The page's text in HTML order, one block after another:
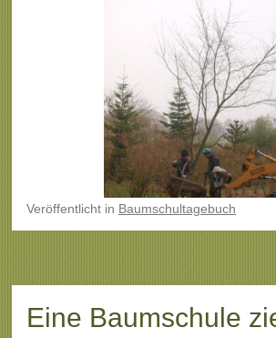
Veröffentlicht in Baumschultagebuch
Eine Baumschule